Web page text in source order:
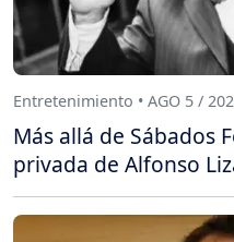
Entretenimiento • AGO 5 /
Más allá de Sábados
privada de Alfonso